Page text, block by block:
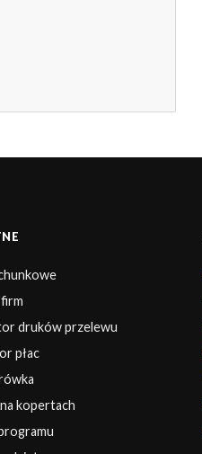
druków przelewu
płac
kopertach